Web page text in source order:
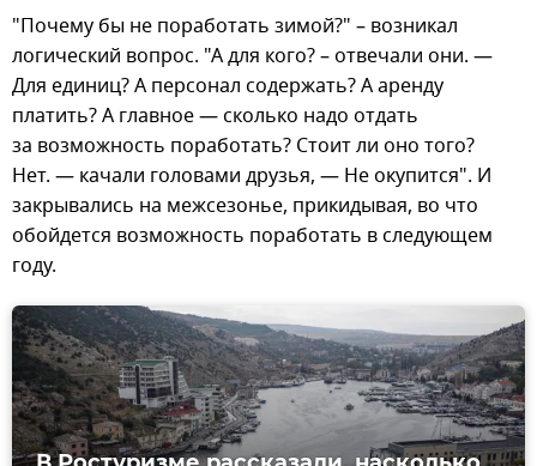
"Почему бы не поработать зимой?" – возникал
логический вопрос. "А для кого? – отвечали они. —
Для единиц? А персонал содержать? А аренду
платить? А главное — сколько надо отдать
за возможность поработать? Стоит ли оно того?
Нет. — качали головами друзья, — Не окупится". И
закрывались на межсезонье, прикидывая, во что
обойдется возможность поработать в следующем
году.